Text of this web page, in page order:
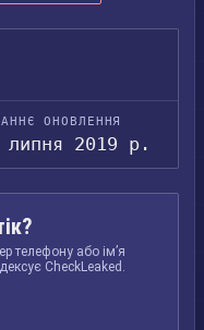
ОНОВЛЕННЯ
липня 2019 р.
телефону або ім’я
CheckLeaked.